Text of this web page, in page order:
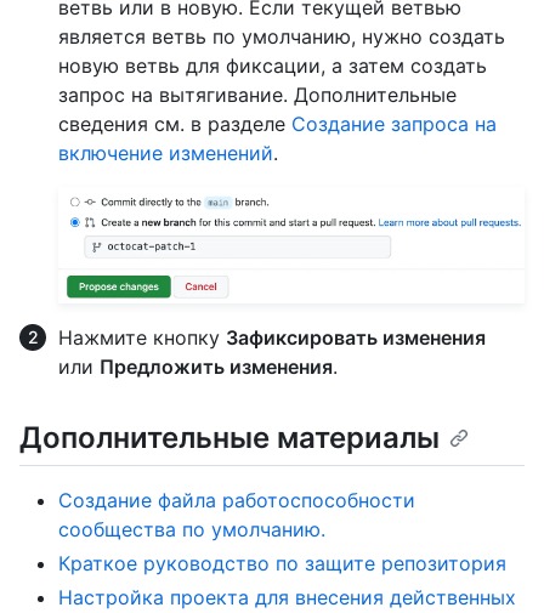
ветвь или в новую. Если текущей ветвью
является ветвь по умолчанию, нужно создать
новую ветвь для фиксации, а затем создать
запрос на вытягивание. Дополнительные
сведения см. в разделе Создание запроса на
включение изменений.
Нажмите кнопку Зафиксировать изменения
или Предложить изменения.
Дополнительные материалы
Создание файла работоспособности
сообщества по умолчанию.
Краткое руководство по защите репозитория
Настройка проекта для внесения действенных